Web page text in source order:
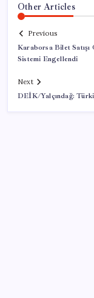
Other Articles
Previous
Karaborsa Bilet Satışı
Sistemi Engellendi
Next
DEİK/Yalçındağ: